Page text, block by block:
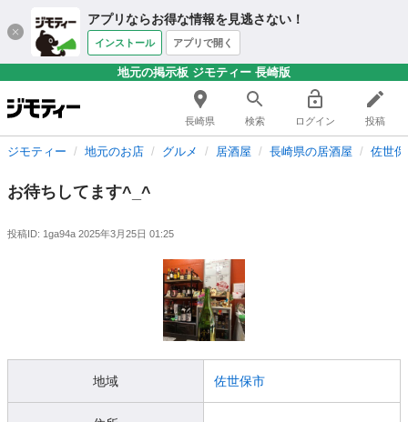
アプリならお得な情報を見逃さない！
インストール アプリで開く
地元の掲示板 ジモティー 長崎版
長崎県 検索 ログイン 投稿
ジモティー 地元のお店 グルメ 居酒屋 長崎県の居酒屋 佐世
お待ちしてます^_^
投稿ID: 1ga94a 2025年3月25日 01:25
地域 佐世保市